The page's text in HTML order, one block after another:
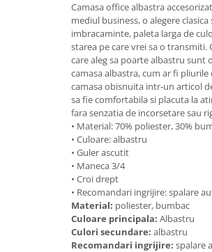
Camasa office albastra
mediul business, o alegere
imbracaminte, paleta larga de
starea pe care vrei sa o transmiti.
care aleg sa poarte albastru sunt
camasa albastra, cum ar fi
camasa obisnuita intr-un articol
sa fie comfortabila si placuta la
fara senzatia de incorsetare sau
• Material: 70% poliester, 30%
• Culoare: albastru
• Guler ascutit
• Maneca 3/4
• Croi drept
• Recomandari ingrijire: spalare
Material: poliester, bumbac
Culoare principala: Albastru
Culori secundare: albastru
Recomandari ingrijire: spalare